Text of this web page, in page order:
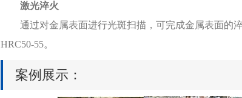
激光淬火
通过对金属表面进行光斑扫描，可完成金属表面的淬
HRC50-55。
案例展示：